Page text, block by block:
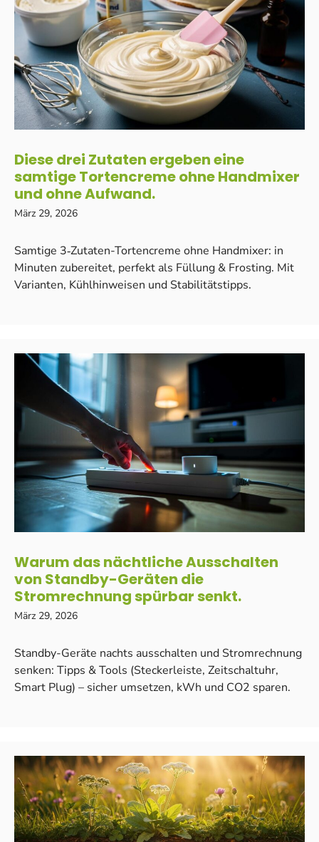
Diese drei Zutaten ergeben eine
samtige Tortencreme ohne Handmixer
und ohne Aufwand.
März 29, 2026
Samtige 3‑Zutaten-Tortencreme ohne Handmixer: in
Minuten zubereitet, perfekt als Füllung & Frosting. Mit
Varianten, Kühlhinweisen und Stabilitätstipps.
Warum das nächtliche Ausschalten
von Standby-Geräten die
Stromrechnung spürbar senkt.
März 29, 2026
Standby-Geräte nachts ausschalten und Stromrechnung
senken: Tipps & Tools (Steckerleiste, Zeitschaltuhr,
Smart Plug) – sicher umsetzen, kWh und CO2 sparen.